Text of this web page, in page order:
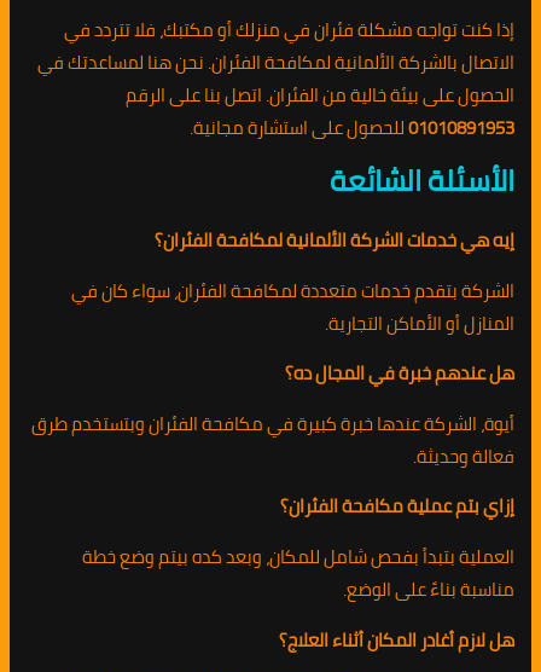
إذا كنت تواجه مشكلة فئران في منزلك أو مكتبك، فلا تتردد في
الاتصال بالشركة الألمانية لمكافحة الفئران. نحن هنا لمساعدتك في
الحصول على بيئة خالية من الفئران. اتصل بنا على الرقم
01010891953للحصول على استشارة مجانية.
الأسئلة الشائعة
إيه هي خدمات الشركة الألمانية لمكافحة الفئران؟
الشركة بتقدم خدمات متعددة لمكافحة الفئران، سواء كان في
المنازل أو الأماكن التجارية.
هل عندهم خبرة في المجال ده؟
أيوة، الشركة عندها خبرة كبيرة في مكافحة الفئران وبتستخدم طرق
فعالة وحديثة.
إزاي بتم عملية مكافحة الفئران؟
العملية بتبدأ بفحص شامل للمكان، وبعد كده بيتم وضع خطة
مناسبة بناءً على الوضع.
هل لازم أغادر المكان أثناء العلاج؟